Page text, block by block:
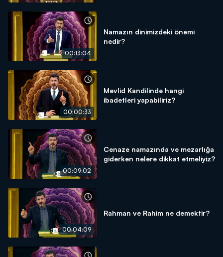
00:13:04
Namazın dinimizdeki önemi
nedir?
00:00:33
Mevlid Kandilinde hangi
ibadetleri yapabiliriz?
00:09:02
Cenaze namazında ve mezarlığa
giderken nelere dikkat etmeliyiz?
00:04:09
Rahman ve Rahim ne demektir?